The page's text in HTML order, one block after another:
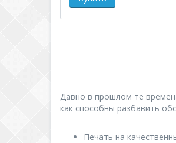
Давно в прошлом те
как способны разбавить
Печать на